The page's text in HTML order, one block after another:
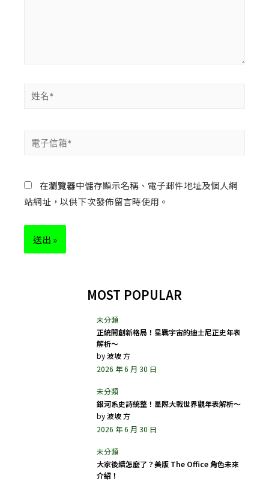
在瀏覽器中儲存顯示名稱、電子郵件地址及個人網
站網址，以供下次發佈留言時使用。
MOST POPULAR
正統開創新格局！星戰宇宙的迪士尼正史年表
解析～
by波坡 方
2026 年 6 月 30 日
銀河系史詩統整！星際大戰世界觀年表解析～
by波坡 方
2026 年 6 月 30 日
大家後續怎麼了？美版 The Office 角色未來
介紹！